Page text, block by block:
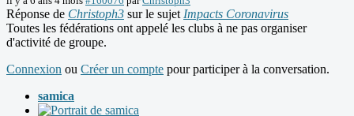
Réponse de Christoph3 sur le sujet Impacts Coronavirus
Toutes les fédérations ont appelé les clubs à ne pas organiser
d'activité de groupe.
Connexion ou Créer un compte pour participer à la conversation.
samica